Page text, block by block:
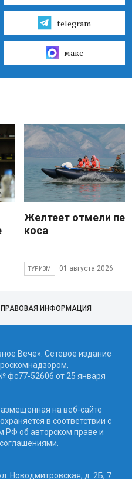
telegram
макс
Желтеет отмели
коса
ТУРИЗМ 01 августа 2026
ПРАВОВАЯ ИНФОРМАЦИЯ
Вече». Сетевое издание
фc77-52606 от 25 января
на веб-сайте
в соответствии с
РФ об авторском праве и
Новодмитровская, д. 2Б, 7